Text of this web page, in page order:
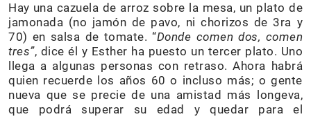
Hay una cazuela de arroz sobre la mesa, un plato de
jamonada (no jamón de pavo, ni chorizos de 3ra y
70) en salsa de tomate. “Donde comen dos, comen
tres”, dice él y Esther ha puesto un tercer plato. Uno
llega a algunas personas con retraso. Ahora habrá
quien recuerde los años 60 o incluso más; o gente
nueva que se precie de una amistad más longeva,
que podrá superar su edad y quedar para el